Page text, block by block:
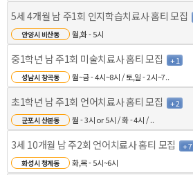
5세 4개월 남 주1회 인지학습치료사 홈티 모집
안양시 비산동 월,화 - 5시
중1학년 남 주1회 미술치료사 홈티 모집 + 1
성남시 창곡동 월~금 - 4시~8시 / 토,일 - 2시~7..
초1학년 남 주1회 언어치료사 홈티 모집 + 2
군포시 산본동 월 - 3시 or 5시 / 화 - 4시 / ..
3세 10개월 남 주2회 언어치료사 홈티 모집 + 7
화성시 청계동 화,목 - 5시~6시